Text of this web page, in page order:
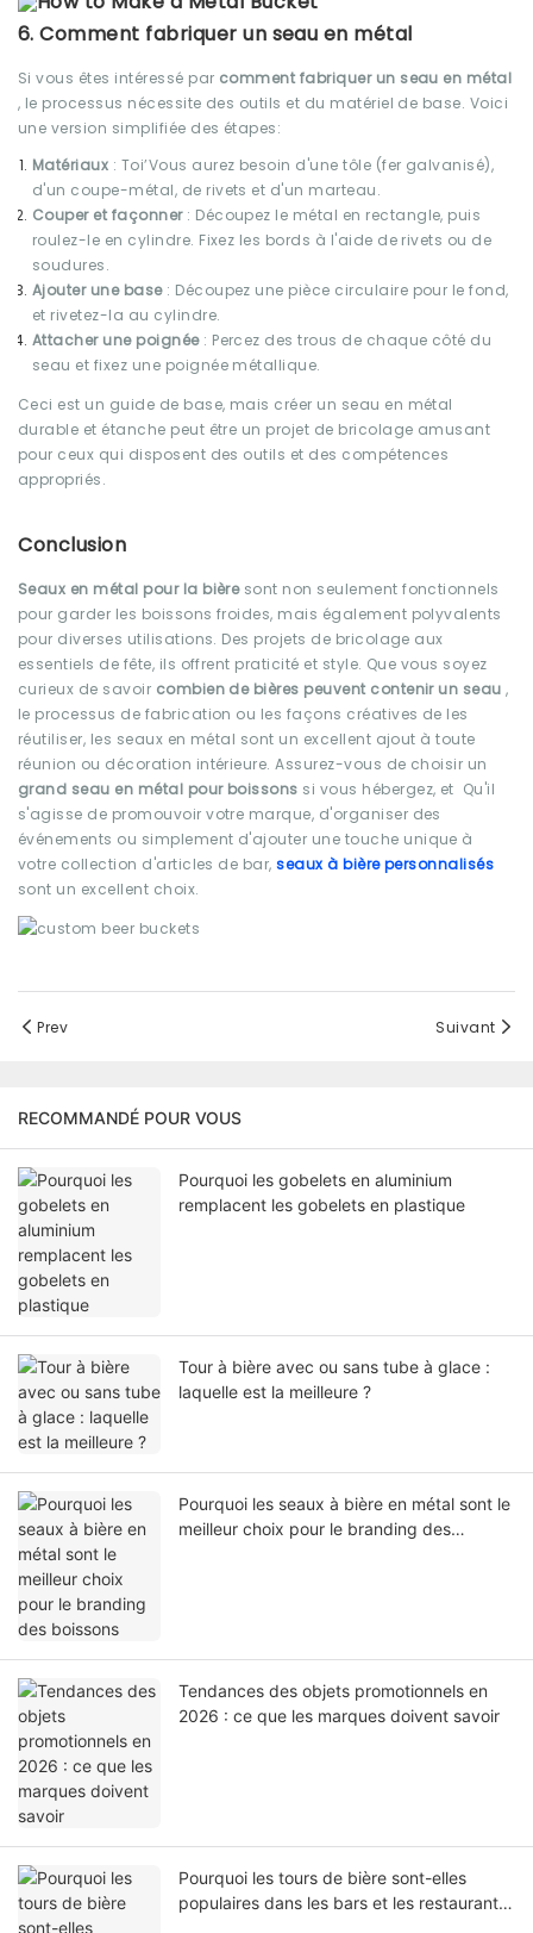
6. Comment fabriquer un seau en métal
Si vous êtes intéressé par comment fabriquer un seau en métal
, le processus nécessite des outils et du matériel de base. Voici
une version simplifiée des étapes:
Matériaux : Toi’Vous aurez besoin d'une tôle (fer galvanisé),
d'un coupe-métal, de rivets et d'un marteau.
Couper et façonner : Découpez le métal en rectangle, puis
roulez-le en cylindre. Fixez les bords à l'aide de rivets ou de
soudures.
Ajouter une base : Découpez une pièce circulaire pour le fond,
et rivetez-la au cylindre.
Attacher une poignée : Percez des trous de chaque côté du
seau et fixez une poignée métallique.
Ceci est un guide de base, mais créer un seau en métal
durable et étanche peut être un projet de bricolage amusant
pour ceux qui disposent des outils et des compétences
appropriés.
Conclusion
Seaux en métal pour la bière sont non seulement fonctionnels
pour garder les boissons froides, mais également polyvalents
pour diverses utilisations. Des projets de bricolage aux
essentiels de fête, ils offrent praticité et style. Que vous soyez
curieux de savoir combien de bières peuvent contenir un seau,
le processus de fabrication ou les façons créatives de les
réutiliser, les seaux en métal sont un excellent ajout à toute
réunion ou décoration intérieure. Assurez-vous de choisir un
grand seau en métal pour boissons si vous hébergez, et Qu'il
s'agisse de promouvoir votre marque, d'organiser des
événements ou simplement d'ajouter une touche unique à
votre collection d'articles de bar,seaux à bière personnalisés
sont un excellent choix.
Prev Suivant
RECOMMANDÉ POUR VOUS
Pourquoi les gobelets en aluminium
remplacent les gobelets en plastique
Tour à bière avec ou sans tube à glace :
laquelle est la meilleure ?
Pourquoi les seaux à bière en métal sont le
meilleur choix pour le branding des
Tendances des objets promotionnels en
2026 : ce que les marques doivent savoir
Pourquoi les tours de bière sont-elles
populaires dans les bars et les restaurants